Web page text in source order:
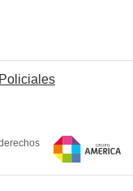
Policiales